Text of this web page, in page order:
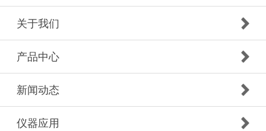
关于我们
产品中心
新闻动态
仪器应用